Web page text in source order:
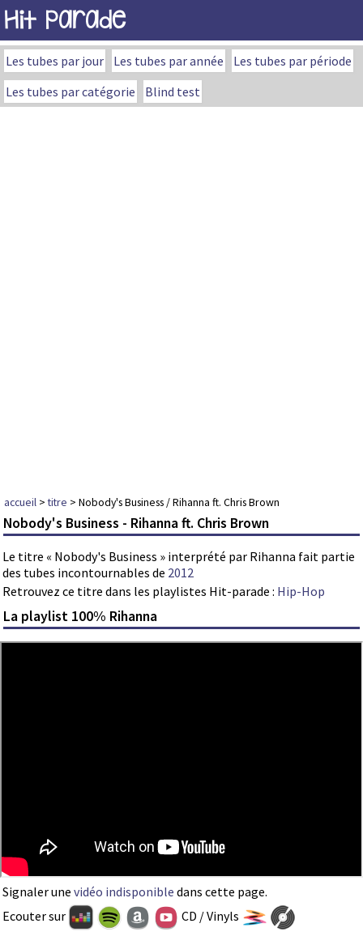
Hit Parade
Les tubes par jour Les tubes par année
Les tubes par période
Les tubes par catégorie
Blind test
accueil >titre > Nobody's Business / Rihanna ft. Chris Brown
Nobody's Business - Rihanna ft. Chris Brown
Le titre « Nobody's Business » interprété par Rihanna fait partie
des tubes incontournables de 2012
Retrouvez ce titre dans les playlistes Hit-parade : Hip-Hop
La playlist 100% Rihanna
Signaler une vidéo indisponible dans cette page.
Ecouter sur
CD / Vinyls